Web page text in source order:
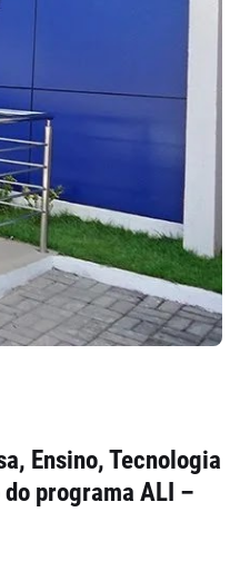
Ensino, Tecnologia
programa ALI –